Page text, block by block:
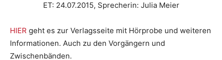
ET: 24.07.2015, Sprecherin: Julia Meier
HIER geht es zur Verlagsseite mit Hörprobe und weiteren
Informationen. Auch zu den Vorgängern und
Zwischenbänden.